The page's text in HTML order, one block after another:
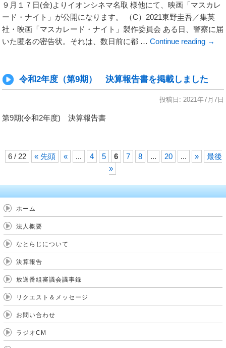
９月１７日(金)よりイオンシネマ名取 様他にて、映画「マスカレ
ード・ナイト」が公開になります。 （C）2021東野圭吾／集英
社・映画「マスカレード・ナイト」製作委員会 ある日、警察に届
いた匿名の密告状。それは、数日前に都 … Continue reading →
令和2年度（第9期） 決算報告書を掲載しました
投稿日: 2021年7月7日
第9期(令和2年度) 決算報告書
6 / 22 « 先頭 « ... 4 5 6 7 8 ... 20 ... »
最後
»
ホーム
法人概要
なとらじについて
決算報告
放送番組審議会議事録
リクエスト＆メッセージ
お問い合わせ
ラジオCM